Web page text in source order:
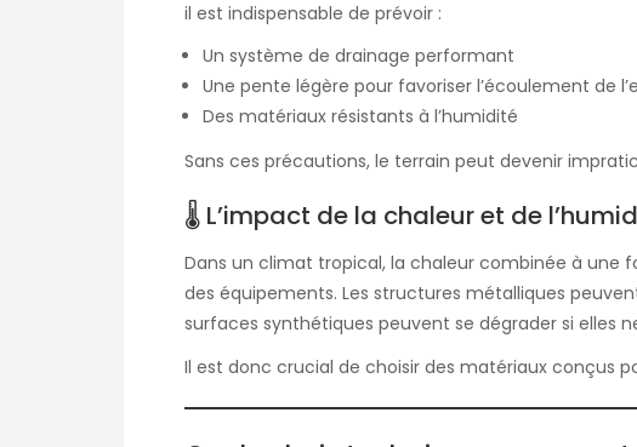
il est indispensable de prévoir :
Un système de drainage performant
Une pente légère pour favoriser l’écoulement de
Des matériaux résistants à l’humidité
Sans ces précautions, le terrain peut devenir
🌡 L’impact de la chaleur et de
Dans un climat tropical, la chaleur combinée à une
des équipements. Les structures métalliques
surfaces synthétiques peuvent se dégrader si elles
Il est donc crucial de choisir des matériaux conçus